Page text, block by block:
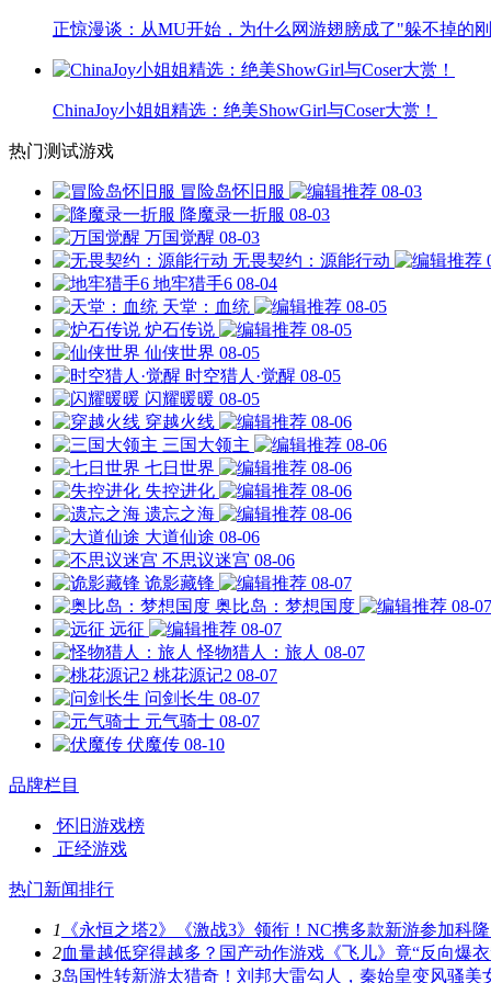
正惊漫谈：从MU开始，为什么网游翅膀成了"躲不掉的
ChinaJoy小姐姐精选：绝美ShowGirl与Coser大赏！
热门测试游戏
冒险岛怀旧服
08-03
降魔录一折服 08-03
万国觉醒 08-03
无畏契约：源能行动
地牢猎手6 08-04
天堂：血统
08-05
炉石传说
08-05
仙侠世界 08-05
时空猎人·觉醒 08-05
闪耀暖暖 08-05
穿越火线
08-06
三国大领主
08-06
七日世界
08-06
失控进化
08-06
遗忘之海
08-06
大道仙途 08-06
不思议迷宫 08-06
诡影藏锋
08-07
奥比岛：梦想国度
08-07
远征
08-07
怪物猎人：旅人 08-07
桃花源记2 08-07
问剑长生 08-07
元气骑士 08-07
伏魔传 08-10
品牌栏目
怀旧游戏榜
正经游戏
热门新闻排行
1
《永恒之塔2》《激战3》领衔！NC携多款新游参加科
2血量越低穿得越多？国产动作游戏《飞儿》竟“反向爆衣
3岛国性转新游太猎奇！刘邦大雷勾人，秦始皇变风骚美